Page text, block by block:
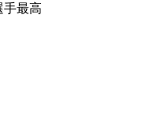
最高